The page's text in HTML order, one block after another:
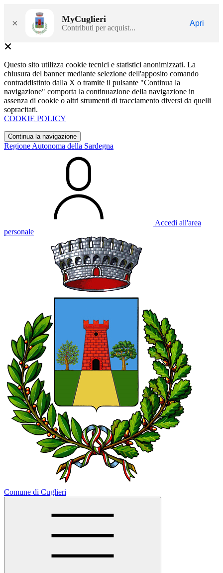
× MyCuglieri
Contributi per acquist...
Apri
Questo sito utilizza cookie tecnici e statistici anonimizzati. La
chiusura del banner mediante selezione dell'apposito comando
contraddistinto dalla X o tramite il pulsante "Continua la
navigazione" comporta la continuazione della navigazione in
assenza di cookie o altri strumenti di tracciamento diversi da quelli
sopracitati.
COOKIE POLICY
Continua la navigazione
Regione Autonoma della Sardegna
Accedi all'area
personale
Comune di Cuglieri